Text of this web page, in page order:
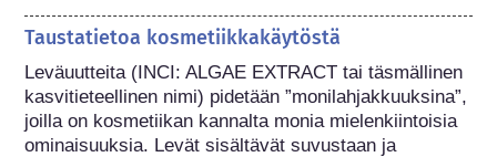
Taustatietoa kosmetiikkakäytöstä
Leväuutteita (INCI: ALGAE EXTRACT tai täsmällinen
kasvitieteellinen nimi) pidetään ”monilahjakkuuksina”,
joilla on kosmetiikan kannalta monia mielenkiintoisia
ominaisuuksia. Levät sisältävät suvustaan ja